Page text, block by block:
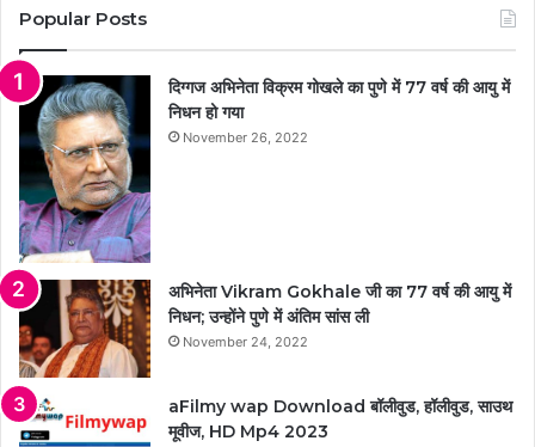
Popular Posts
दिग्गज अभिनेता विक्रम गोखले का पुणे में 77 वर्ष की आयु में
निधन हो गया
November 26, 2022
अभिनेता Vikram Gokhale जी का 77 वर्ष की आयु में
निधन; उन्होंने पुणे में अंतिम सांस ली
November 24, 2022
aFilmy wap Download बॉलीवुड, हॉलीवुड, साउथ
मूवीज, HD Mp4 2023